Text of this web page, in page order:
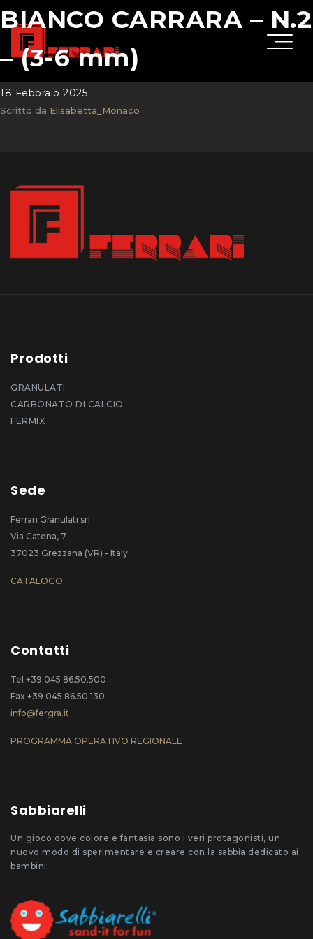
BIANCO CARRARA – N.2
– (3-6 mm)
18 Febbraio 2025
Scritto da Elisabetta_Monaco
Prodotti
GRANULATI
CARBONATO DI CALCIO
FERMIX
Sede
Ferrari Granulati srl
Via Catena, 7
37023 Grezzana (VR) - Italy
CATALOGO
Contatti
Tel +39 045 86.50.500
Fax +39 045 86.50.130
info@fergra.it
PROGRAMMA OPERATIVO REGIONALE
Sabbiarelli
Un gioco dove colore e fantasia sono i veri protagonisti, un
nuovo modo di sperimentare e creare con la sabbia dedicato ai
bambini.